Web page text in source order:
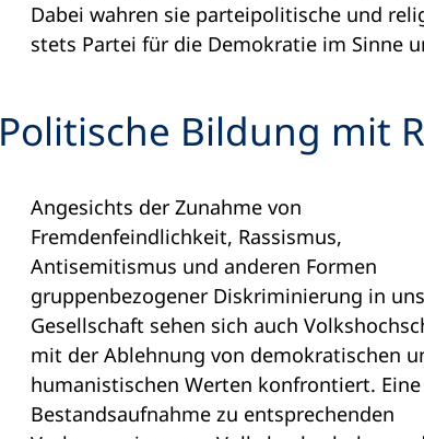
Dabei wahren sie parteipolitische und
stets Partei für die Demokratie im Sinne
Politische Bildung mit
Angesichts der Zunahme von
Fremdenfeindlichkeit, Rassismus,
Antisemitismus und anderen Formen
gruppenbezogener Diskriminierung in
Gesellschaft sehen sich auch
mit der Ablehnung von demokratischen
humanistischen Werten konfrontiert. Eine
Bestandsaufnahme zu entsprechenden